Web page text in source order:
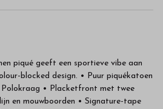
piqué geeft een sportieve vibe aan
blocked design. • Puur piquékatoen
Polokraag • Placketfront met twee
en mouwboorden • Signature-tape